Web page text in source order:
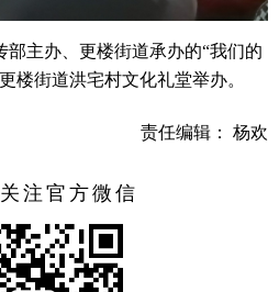
部主办、更楼街道承办的“我们的
楼街道洪宅村文化礼堂举办。
责任编辑： 杨欢
注官方微信